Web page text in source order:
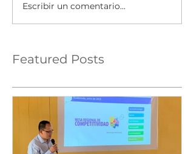
Escribir un comentario...
Featured Posts